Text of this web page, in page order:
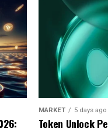
MARKET 5 days ago
Token Unlock